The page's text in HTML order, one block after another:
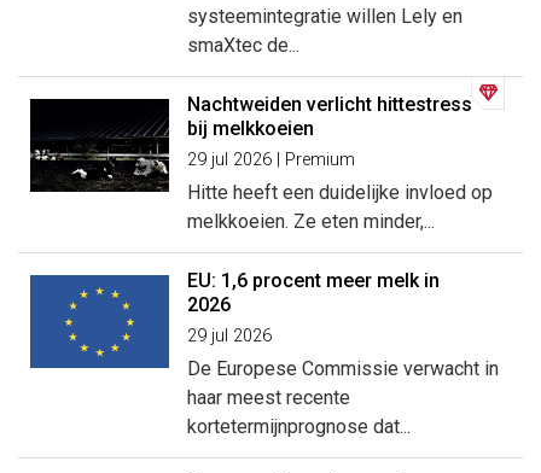
systeemintegratie willen Lely en
smaXtec de...
Nachtweiden verlicht hittestress
bij melkkoeien
29 jul 2026 | Premium
Hitte heeft een duidelijke invloed op
melkkoeien. Ze eten minder,...
EU: 1,6 procent meer melk in
2026
29 jul 2026
De Europese Commissie verwacht in
haar meest recente
kortetermijnprognose dat...